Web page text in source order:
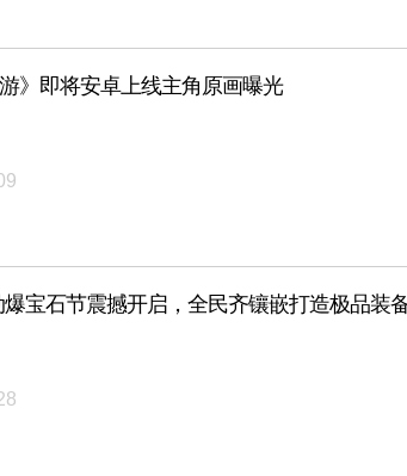
》即将安卓上线主角原画曝光
爆宝石节震撼开启，全民齐镶嵌打造极品装